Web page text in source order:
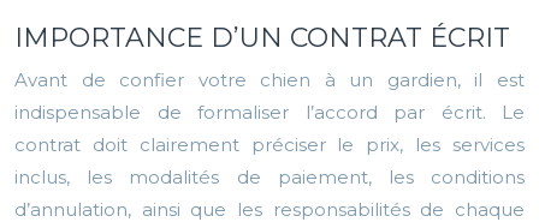
IMPORTANCE D’UN CONTRAT ÉCRIT
Avant de confier votre chien à un gardien, il est
indispensable de formaliser l’accord par écrit. Le
contrat doit clairement préciser le prix, les services
inclus, les modalités de paiement, les conditions
d’annulation, ainsi que les responsabilités de chaque